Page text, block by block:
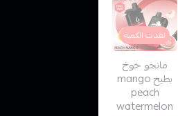
نفدت الكمية
مانجو خوخ
بطيخ mango
peach
watermelon